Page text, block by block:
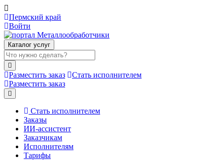
Пермский край
Войти
Каталог услуг
Разместить заказ
Стать исполнителем
Разместить заказ
Стать исполнителем
Заказы
ИИ-ассистент
Заказчикам
Исполнителям
Тарифы